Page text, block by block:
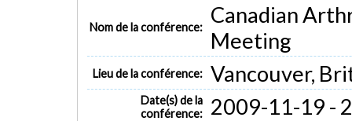
Nom de la conférence:
Canadian
Meeting
Lieu de la conférence: Vancouver,
Date(s) de la
conférence:
2009-11-19 -